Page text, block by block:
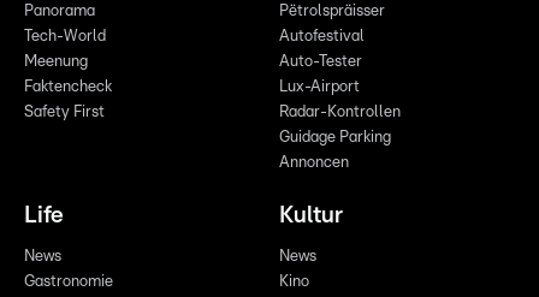
Panorama
Tech-World
Meenung
Faktencheck
Safety First
Pëtrolspräisser
Autofestival
Auto-Tester
Lux-Airport
Radar-Kontrollen
Guidage Parking
Annoncen
Life
News
Gastronomie
Kultur
News
Kino